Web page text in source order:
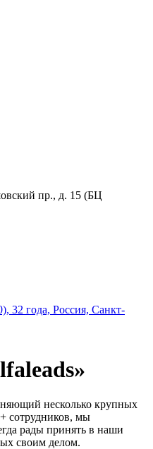
пр., д. 15 (БЦ
несколько крупных
сотрудников, мы
рады принять в наши
своим делом.